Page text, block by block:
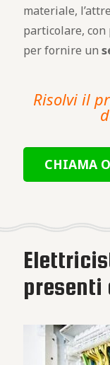
materiale,
particolare,
per fornire un
Risolvi il
CHIAMA
presenti